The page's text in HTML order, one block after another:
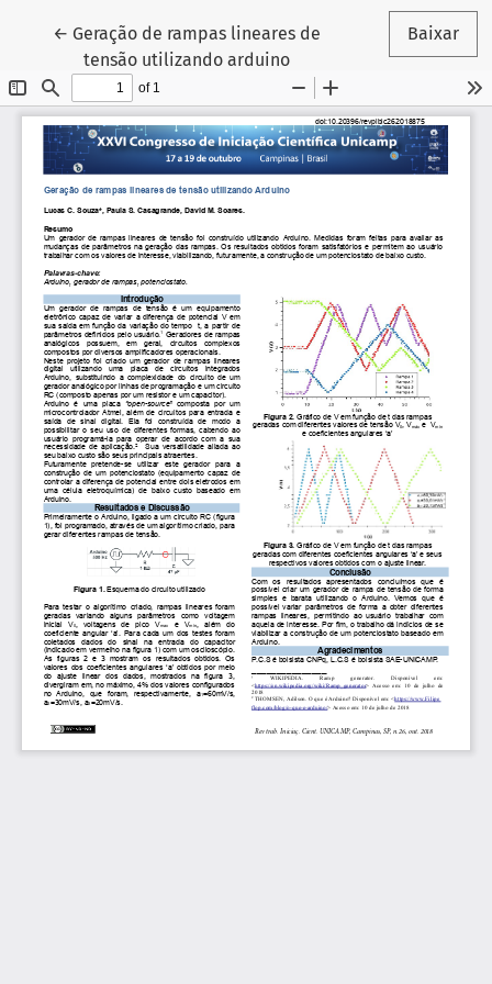
← Voltar aos Detalhes do Artigo
Geração de rampas lineares de
tensão utilizando arduino
Baixar